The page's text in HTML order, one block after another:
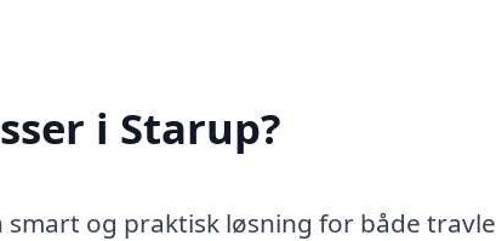
i Starup?
og praktisk løsning for både travle